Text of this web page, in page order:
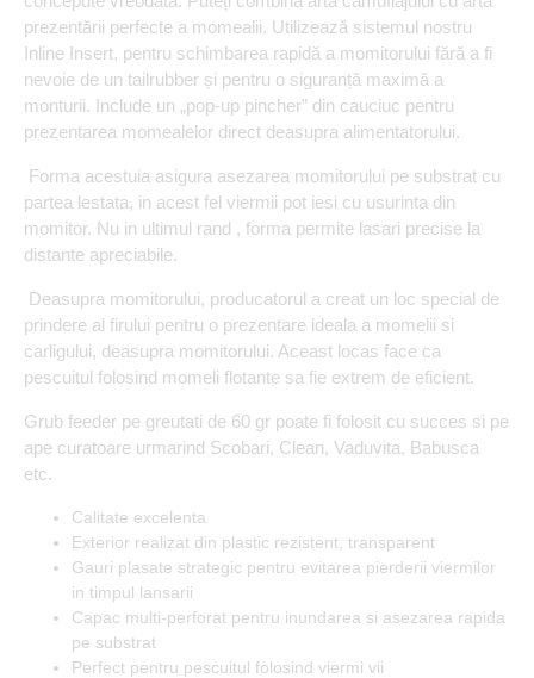
prezentării perfecte a momealii. Utilizează sistemul nostru
Inline Insert, pentru schimbarea rapidă a momitorului fără a fi
nevoie de un tailrubber și pentru o siguranță maximă a
monturii. Include un „pop-up pincher” din cauciuc pentru
prezentarea momealelor direct deasupra alimentatorului.
Forma acestuia asigura asezarea momitorului pe substrat cu
partea lestata, in acest fel viermii pot iesi cu usurinta din
momitor. Nu in ultimul rand , forma permite lasari precise la
distante apreciabile.
Deasupra momitorului, producatorul a creat un loc special de
prindere al firului pentru o prezentare ideala a momelii si
carligului, deasupra momitorului. Aceast locas face ca
pescuitul folosind momeli flotante sa fie extrem de eficient.
Grub feeder pe greutati de 60 gr poate fi folosit cu succes si pe
ape curatoare urmarind Scobari, Clean, Vaduvita, Babusca
etc.
Calitate excelenta
Exterior realizat din plastic rezistent, transparent
Gauri plasate strategic pentru evitarea pierderii viermilor
in timpul lansarii
Capac multi-perforat pentru inundarea si asezarea rapida
pe substrat
Perfect pentru pescuitul folosind viermi vii